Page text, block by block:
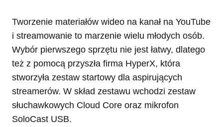
Tworzenie materiałów wideo na kanał na YouTube
i streamowanie to marzenie wielu młodych osób.
Wybór pierwszego sprzętu nie jest łatwy, dlatego
też z pomocą przyszła firma HyperX, która
stworzyła zestaw startowy dla aspirujących
streamerów. W skład zestawu wchodzi zestaw
słuchawkowych Cloud Core oraz mikrofon
SoloCast USB.